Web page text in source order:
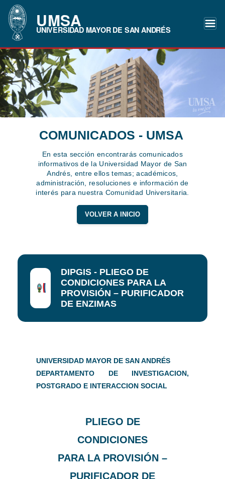
UMSA
UNIVERSIDAD MAYOR DE SAN ANDRÉS
COMUNICADOS - UMSA
En esta sección encontrarás comunicados
informativos de la Universidad Mayor de San
Andrés, entre ellos temas; académicos,
administración, resoluciones e información de
interés para nuestra Comunidad Universitaria.
VOLVER A INICIO
DIPGIS - PLIEGO DE
CONDICIONES PARA LA
PROVISIÓN – PURIFICADOR
DE ENZIMAS
UNIVERSIDAD MAYOR DE SAN ANDRÉS
DEPARTAMENTO DE INVESTIGACION,
POSTGRADO E INTERACCION SOCIAL
PLIEGO DE
CONDICIONES
PARA LA PROVISIÓN –
PURIFICADOR DE